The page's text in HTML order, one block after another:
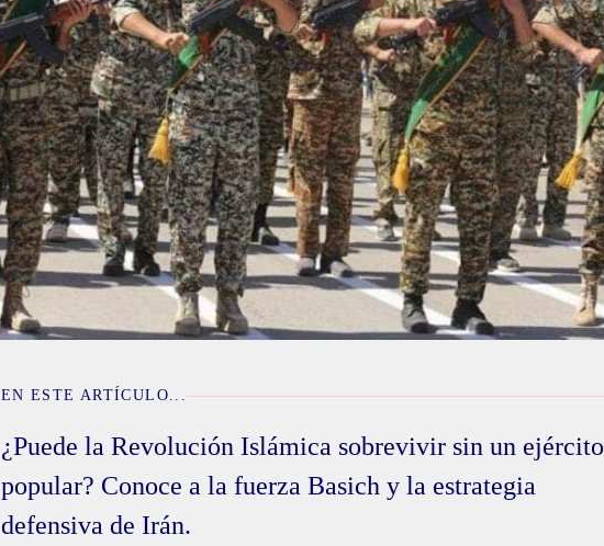
EN ESTE ARTÍCULO...
¿Puede la Revolución Islámica sobrevivir sin un ejército
popular? Conoce a la fuerza Basich y la estrategia
defensiva de Irán.